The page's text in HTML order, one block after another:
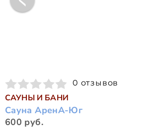
0 отзывов
САУНЫ И БАНИ
Сауна АренА-Юг
600 руб.